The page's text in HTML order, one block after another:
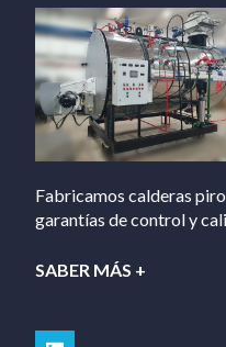
Fabricamos calderas
garantías de control y
SABER MÁS +